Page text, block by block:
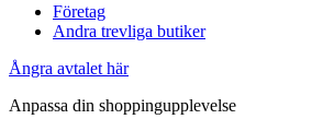
Företag
Andra trevliga butiker
Ångra avtalet här
Anpassa din shoppingupplevelse